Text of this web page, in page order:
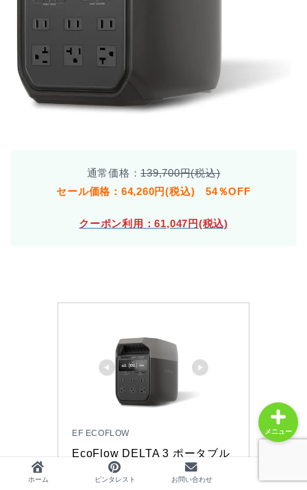
通常価格：139,700円(税込)
セール価格：64,260円(税込) 54％OFF
クーポン利用：61,047円(税込)
EF ECOFLOW
EcoFlow DELTA 3 ポータブル
電源 1024Wh リン酸鉄リチウ
ホーム ピンタレスト お問い合わせ
メニュー